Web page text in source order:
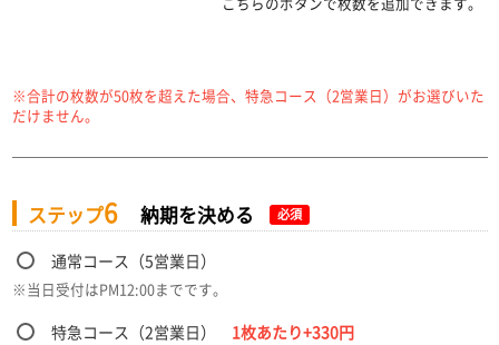
※合計の枚数が50枚を超えた場合、特急コース（2営業日）がお選びいた
だけません。
ステップ6 納期を決める 必須
通常コース（5営業日）
※当日受付はPM12:00までです。
特急コース（2営業日） 1枚あたり+330円